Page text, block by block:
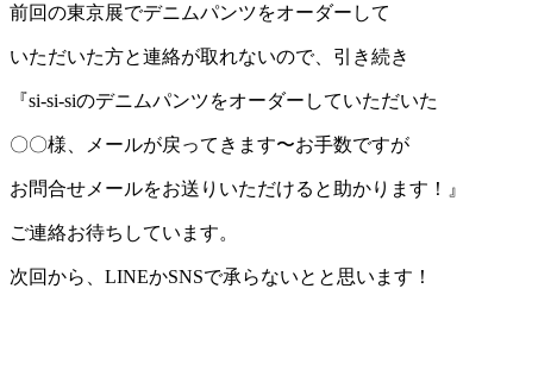
前回の東京展でデニムパンツをオーダーして
いただいた方と連絡が取れないので、引き続き
『si-si-siのデニムパンツをオーダーしていただいた
〇〇様、メールが戻ってきます〜お手数ですが
お問合せメールをお送りいただけると助かります！』
ご連絡お待ちしています。
次回から、LINEかSNSで承らないとと思います！